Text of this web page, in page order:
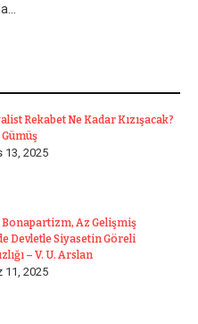
Rekabet Ne Kadar Kızışacak?
Gümüş
13, 2025
Bonapartizm, Az Gelişmiş
Devletle Siyasetin Göreli
– V. U. Arslan
11, 2025